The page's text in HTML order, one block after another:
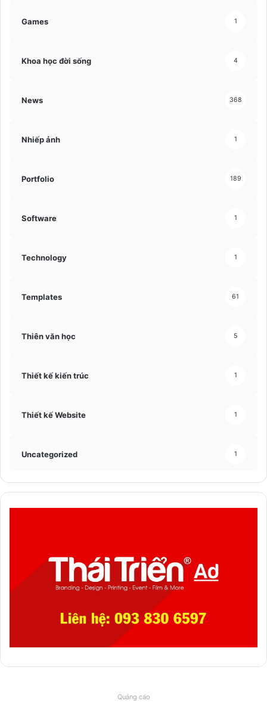
Games 1
Khoa học đời sống 4
News 368
Nhiếp ảnh 1
Portfolio 189
Software 1
Technology 1
Templates 61
Thiên văn học 5
Thiết kế kiến trúc 1
Thiết kế Website 1
Uncategorized 1
Quảng cáo